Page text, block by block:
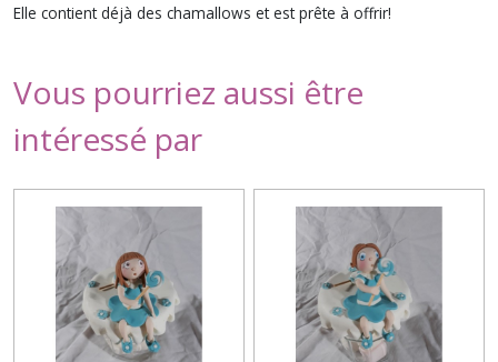
Elle contient déjà des chamallows et est prête à offrir!
Vous pourriez aussi être
intéressé par